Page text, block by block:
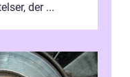
der ...